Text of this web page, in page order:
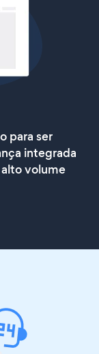
para ser
integrada
volume